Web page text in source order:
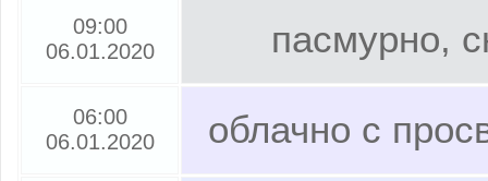
09:00
06.01.2020
пасмурно,
06:00
06.01.2020
облачно с